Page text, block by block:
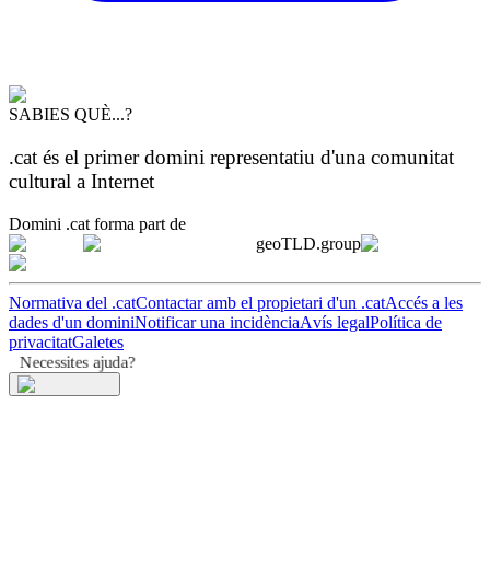
SABIES QUÈ...?
.cat és el primer domini representatiu d'una comunitat
cultural a Internet
Domini .cat forma part de
geoTLD.group
Normativa del .catContactar amb el propietari d'un .catAccés a les
dades d'un dominiNotificar una incidènciaAvís legalPolítica de
privacitatGaletes
Necessites ajuda?